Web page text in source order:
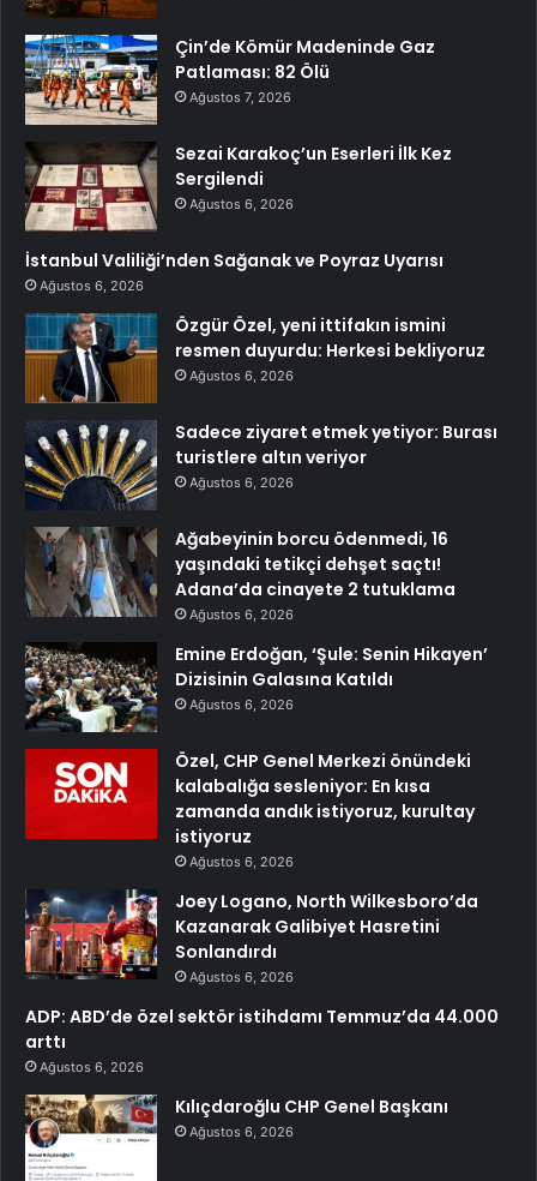
Çin’de Kömür Madeninde Gaz
Patlaması: 82 Ölü
Ağustos 7, 2026
Sezai Karakoç’un Eserleri İlk Kez
Sergilendi
Ağustos 6, 2026
İstanbul Valiliği’nden Sağanak ve Poyraz Uyarısı
Ağustos 6, 2026
Özgür Özel, yeni ittifakın ismini
resmen duyurdu: Herkesi bekliyoruz
Ağustos 6, 2026
Sadece ziyaret etmek yetiyor: Burası
turistlere altın veriyor
Ağustos 6, 2026
Ağabeyinin borcu ödenmedi, 16
yaşındaki tetikçi dehşet saçtı!
Adana’da cinayete 2 tutuklama
Ağustos 6, 2026
Emine Erdoğan, ‘Şule: Senin Hikayen’
Dizisinin Galasına Katıldı
Ağustos 6, 2026
Özel, CHP Genel Merkezi önündeki
kalabalığa sesleniyor: En kısa
zamanda andık istiyoruz, kurultay
istiyoruz
Ağustos 6, 2026
Joey Logano, North Wilkesboro’da
Kazanarak Galibiyet Hasretini
Sonlandırdı
Ağustos 6, 2026
ADP: ABD’de özel sektör istihdamı Temmuz’da 44.000
arttı
Ağustos 6, 2026
Kılıçdaroğlu CHP Genel Başkanı
Ağustos 6, 2026